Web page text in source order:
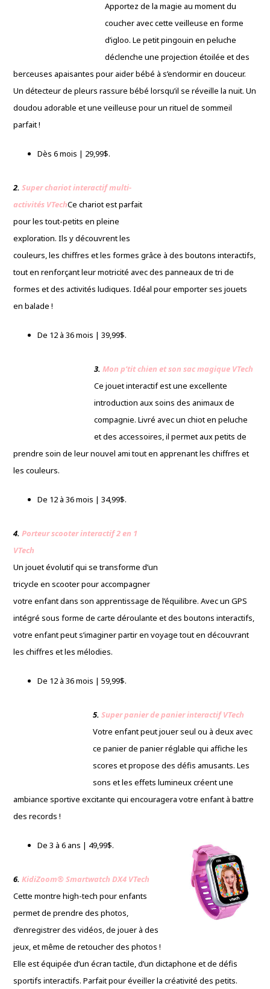
Apportez de la magie au moment du
coucher avec cette veilleuse en forme
d’igloo. Le petit pingouin en peluche
déclenche une projection étoilée et des
berceuses apaisantes pour aider bébé à s’endormir en douceur.
Un détecteur de pleurs rassure bébé lorsqu’il se réveille la nuit. Un
doudou adorable et une veilleuse pour un rituel de sommeil
parfait !
Dès 6 mois | 29,99$.
2.Super chariot interactif multi-
activités VTechCe chariot est parfait
pour les tout-petits en pleine
exploration. Ils y découvrent les
couleurs, les chiffres et les formes grâce à des boutons interactifs,
tout en renforçant leur motricité avec des panneaux de tri de
formes et des activités ludiques. Idéal pour emporter ses jouets
en balade !
De 12 à 36 mois | 39,99$.
3.Mon p’tit chien et son sac magique VTech
Ce jouet interactif est une excellente
introduction aux soins des animaux de
compagnie. Livré avec un chiot en peluche
et des accessoires, il permet aux petits de
prendre soin de leur nouvel ami tout en apprenant les chiffres et
les couleurs.
De 12 à 36 mois | 34,99$.
4.Porteur scooter interactif 2 en 1
VTech
Un jouet évolutif qui se transforme d’un
tricycle en scooter pour accompagner
votre enfant dans son apprentissage de l’équilibre. Avec un GPS
intégré sous forme de carte déroulante et des boutons interactifs,
votre enfant peut s’imaginer partir en voyage tout en découvrant
les chiffres et les mélodies.
De 12 à 36 mois | 59,99$.
5.Super panier de panier interactif VTech
Votre enfant peut jouer seul ou à deux avec
ce panier de panier réglable qui affiche les
scores et propose des défis amusants. Les
sons et les effets lumineux créent une
ambiance sportive excitante qui encouragera votre enfant à battre
des records !
De 3 à 6 ans | 49,99$.
6.KidiZoom® Smartwatch DX4 VTech
Cette montre high-tech pour enfants
permet de prendre des photos,
d’enregistrer des vidéos, de jouer à des
jeux, et même de retoucher des photos !
Elle est équipée d’un écran tactile, d’un dictaphone et de défis
sportifs interactifs. Parfait pour éveiller la créativité des petits.